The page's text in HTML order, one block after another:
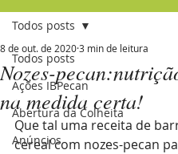
Todos posts
Ações IBPecan
Abertura da Colheita
Anúncios
Todos posts
Nozes-
na medida certa!
8 de out. de 20203 min de leitura
Que tal uma receita de
cereal com nozes-pecan